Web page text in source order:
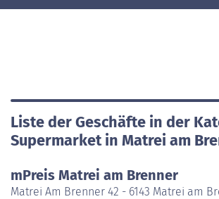
Liste der Geschäfte in der
Supermarket in Matrei am
mPreis Matrei am Brenner
Matrei Am Brenner 42 - 6143 Matrei am